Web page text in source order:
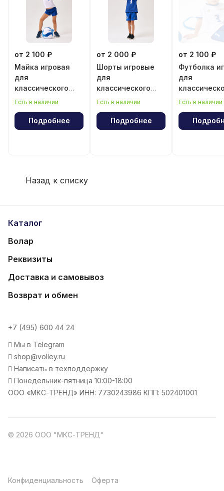
от 2 100 ₽
Майка игровая
для
классического
волейбола для
Есть в наличии
Подробнее
от 2 000 ₽
Шорты игровые
для
классического
волейбола для
Есть в наличии
Подробнее
от 2 100 ₽
Футболка
для
волейбола
Есть в наличии
Назад к списку
Каталог
Волар
Реквизиты
Доставка и самовывоз
Возврат и обмен
+7 (495) 600 44 24
Мы в Telegram
shop@volley.ru
Написать в техподдержку
Понедельник-пятница 10:00-18:00
ООО «МКС-ТРЕНД» ИНН: 7730243986 КПП: 502401001
© 2026 ООО "МКС-ТРЕНД"
Конфиденциальность Оферта